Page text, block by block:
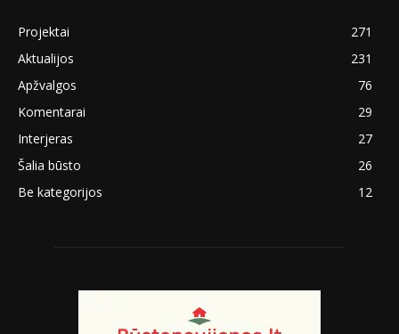
Projektai
271
Aktualijos
231
Apžvalgos
76
Komentarai
29
Interjeras
27
Šalia būsto
26
Be kategorijos
12